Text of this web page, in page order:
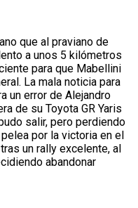
que al praviano de
a unos 5 kilómetros
para que Mabellini
La mala noticia para
un error de Alejandro
de su Toyota GR Yaris
salir, pero perdiendo
por la victoria en el
un rally excelente, al
abandonar